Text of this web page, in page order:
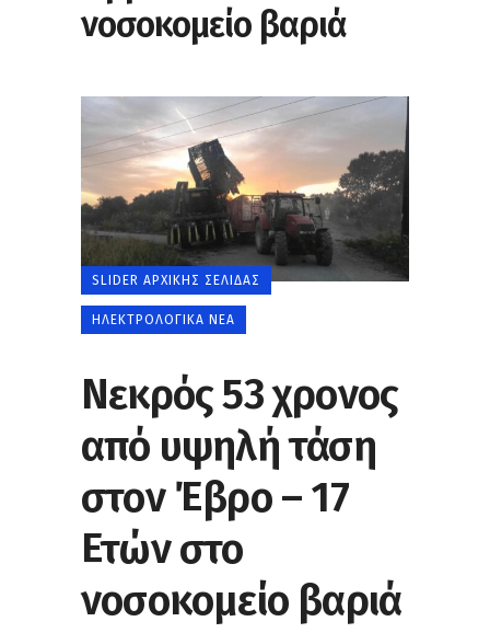
νοσοκομείο βαριά
SLIDER ΑΡΧΙΚΉΣ ΣΕΛΊΔΑΣ
ΗΛΕΚΤΡΟΛΟΓΙΚΆ ΝΈΑ
Νεκρός 53 χρονος
από υψηλή τάση
στον Έβρο – 17
Ετών στο
νοσοκομείο βαριά